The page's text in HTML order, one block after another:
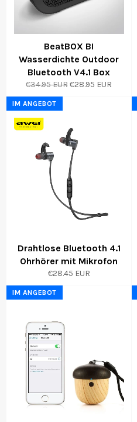
BeatBOX BI
Wasserdichte Outdoor
Bluetooth V4.1 Box
Normaler
Preis
€34.95 EURSonderpreis
€28.95 EUR
Drahtlose Bluetooth 4.1
Ohrhörer mit Mikrofon
€28.45 EUR
IM ANGEBOT
IM ANGEBOT